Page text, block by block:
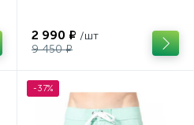
2 990 ₽ /шт
9 450 ₽
-37%